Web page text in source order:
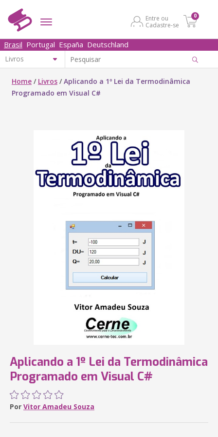
Entre ou
Cadastre-se
0
Brasil Portugal España Deutschland
Home / Livros /Aplicando a 1º Lei da Termodinâmica
Programado em Visual C#
Aplicando a 1º Lei da Termodinâmica
Programado em Visual C#
Por Vitor Amadeu Souza